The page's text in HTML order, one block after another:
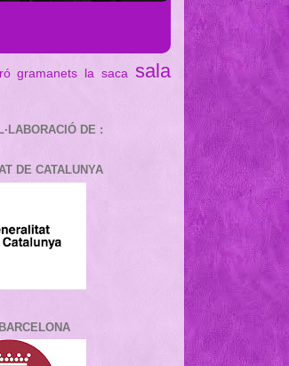
gramanets la saca
sala
DE :
DE CATALUNYA